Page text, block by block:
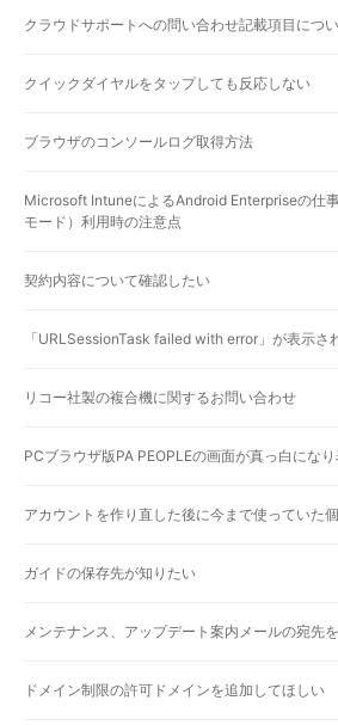
クラウドサポートへの問い合わせ記載項目につ
クイックダイヤルをタップしても反応しない
ブラウザのコンソールログ取得方法
Microsoft IntuneによるAndroid Enterpriseの仕
モード）利用時の注意点
契約内容について確認したい
「URLSessionTask failed with error」が表示さ
リコー社製の複合機に関するお問い合わせ
PCブラウザ版PA PEOPLEの画面が真っ白にな
アカウントを作り直した後に今まで使っていた
ガイドの保存先が知りたい
メンテナンス、アップデート案内メールの宛先
ドメイン制限の許可ドメインを追加してほしい